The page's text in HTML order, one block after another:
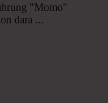
"Momo"
dara ...